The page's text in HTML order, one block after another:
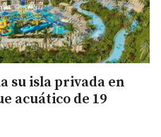
su isla privada en
acuático de 19